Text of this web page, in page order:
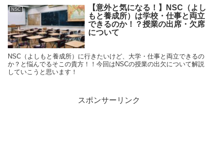
NSC
【意外と気になる！】NSC（よし
もと養成所）は学校・仕事と両立
できるのか！？授業の出席・欠席
について
NSC（よしもと養成所）に行きたいけど、大学・仕事と両立できるの
か？と悩んでるそこの貴方！！今回はNSCの授業の出欠について解説
していこうと思います！
スポンサーリンク